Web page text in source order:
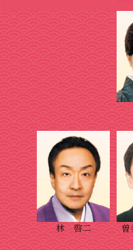
林 啓二 曽